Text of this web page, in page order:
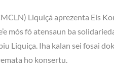
Liquiçá aprezenta Eis
mós fó atensaun ba
Liquiça. Iha kalan sei fosai
ho konsertu.